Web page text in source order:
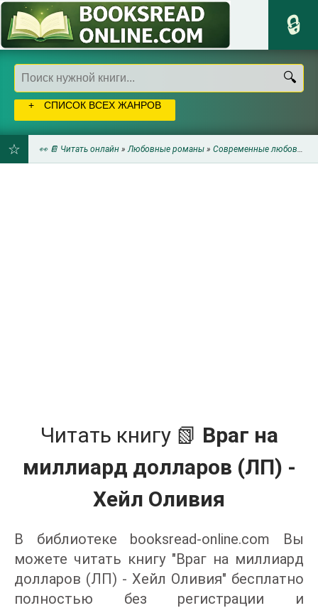
СПИСОК ВСЕХ ЖАНРОВ
👀 📔 Читать онлайн »Любовные романы » Современные любовные романы
Читать книгу 📗 Враг на
миллиард долларов (ЛП) -
Хейл Оливия
В библиотеке booksread-online.com Вы
можете читать книгу "Враг на миллиард
долларов (ЛП) - Хейл Оливия" бесплатно
полностью без регистрации и